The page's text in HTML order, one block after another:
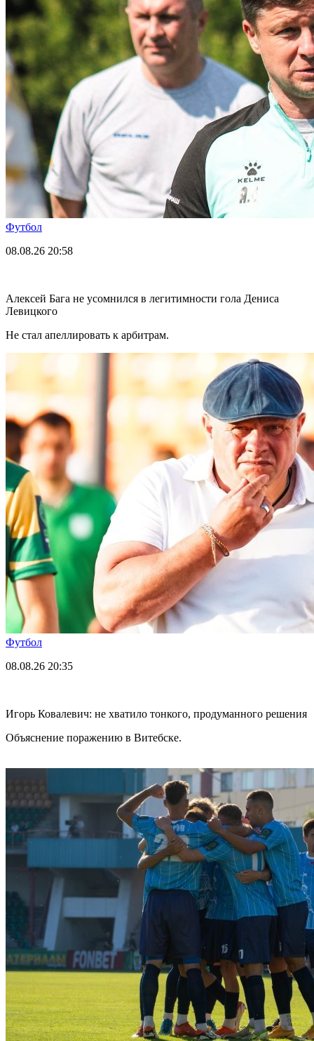
Футбол
08.08.26 20:58
Алексей Бага не усомнился в легитимности гола Дениса
Левицкого
Не стал апеллировать к арбитрам.
Футбол
08.08.26 20:35
Игорь Ковалевич: не хватило тонкого, продуманного решения
Объяснение поражению в Витебске.